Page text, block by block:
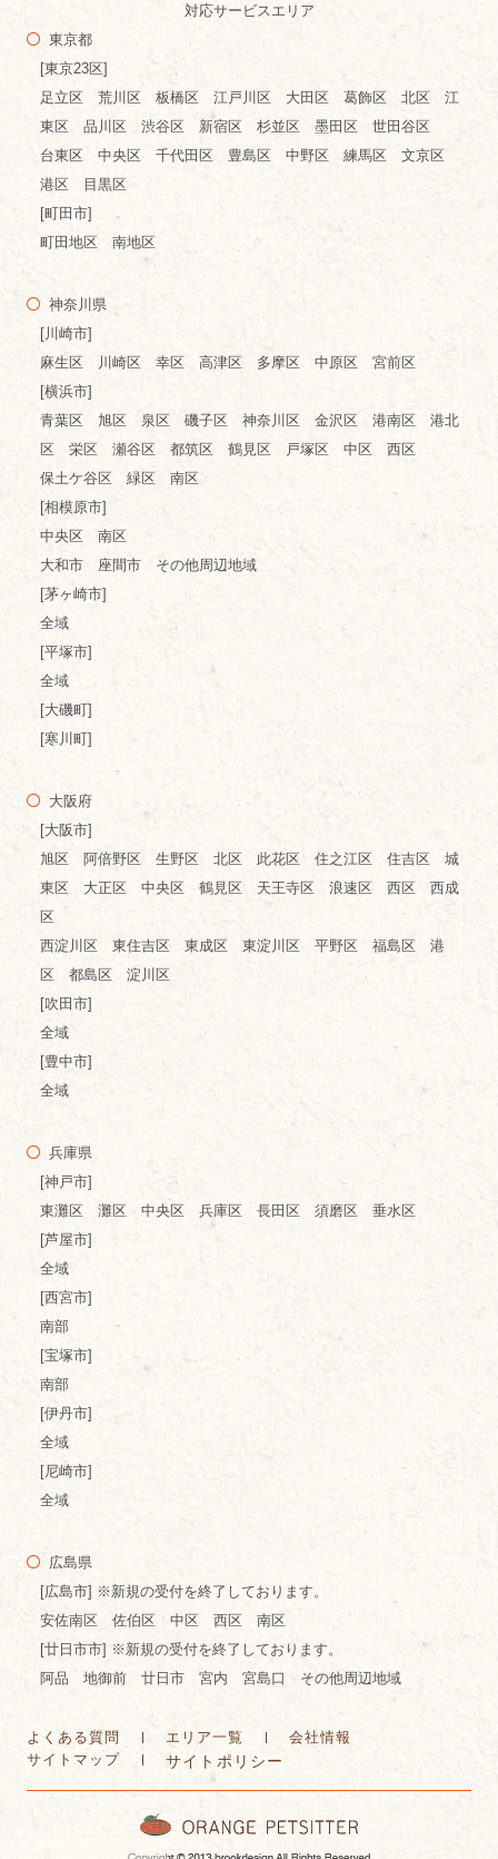
対応サービスエリア
東京都
[東京23区]
足立区 荒川区 板橋区 江戸川区 大田区 葛飾区 北区 江
東区 品川区 渋谷区 新宿区 杉並区 墨田区 世田谷区
台東区 中央区 千代田区 豊島区 中野区 練馬区 文京区
港区 目黒区
[町田市]
町田地区 南地区
神奈川県
[川崎市]
麻生区 川崎区 幸区 高津区 多摩区 中原区 宮前区
[横浜市]
青葉区 旭区 泉区 磯子区 神奈川区 金沢区 港南区 港北
区 栄区 瀬谷区 都筑区 鶴見区 戸塚区 中区 西区
保土ケ谷区 緑区 南区
[相模原市]
中央区 南区
大和市 座間市 その他周辺地域
[茅ヶ崎市]
全域
[平塚市]
全域
[大磯町]
[寒川町]
大阪府
[大阪市]
旭区 阿倍野区 生野区 北区 此花区 住之江区 住吉区 城
東区 大正区 中央区 鶴見区 天王寺区 浪速区 西区 西成
区
西淀川区 東住吉区 東成区 東淀川区 平野区 福島区 港
区 都島区 淀川区
[吹田市]
全域
[豊中市]
全域
兵庫県
[神戸市]
東灘区 灘区 中央区 兵庫区 長田区 須磨区 垂水区
[芦屋市]
全域
[西宮市]
南部
[宝塚市]
南部
[伊丹市]
全域
[尼崎市]
全域
広島県
[広島市] ※新規の受付を終了しております。
安佐南区 佐伯区 中区 西区 南区
[廿日市市] ※新規の受付を終了しております。
阿品 地御前 廿日市 宮内 宮島口 その他周辺地域
よくある質問 エリア一覧
会社情報
サイトマップ
サイトポリシー